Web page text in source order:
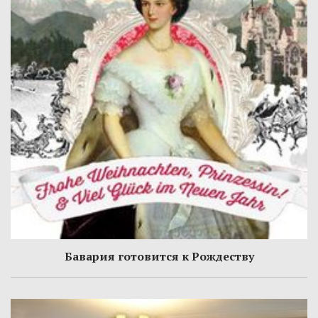
Бавария готовится к Рождеству